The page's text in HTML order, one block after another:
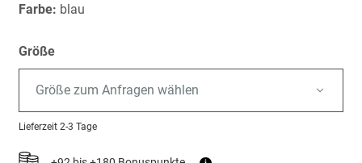
Farbe: blau
Größe
Größe zum Anfragen wählen
Lieferzeit 2-3 Tage